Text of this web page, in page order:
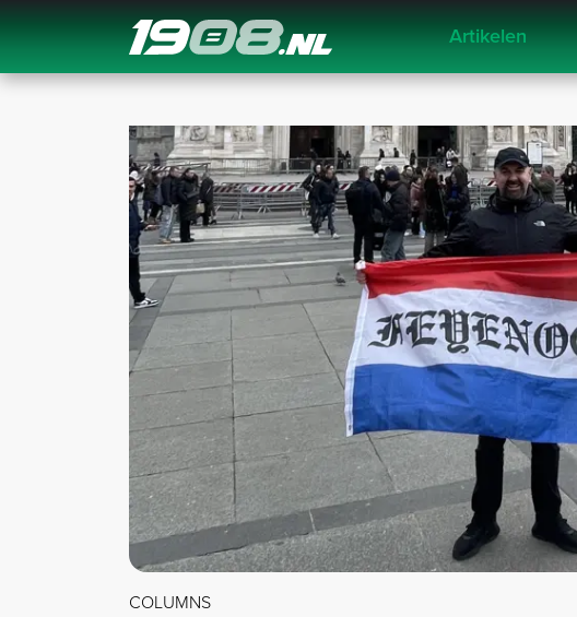
Navigation Artikelen
COLUMNS